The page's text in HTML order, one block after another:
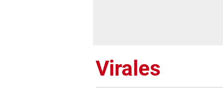
Virales